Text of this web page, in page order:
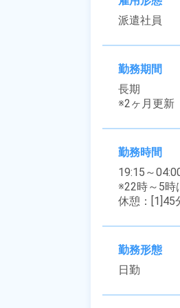
派遣社員
勤務期間
長期
※2ヶ月更新
勤務時間
19:15～
※22時～5時
休憩：[1]45
勤務形態
日勤